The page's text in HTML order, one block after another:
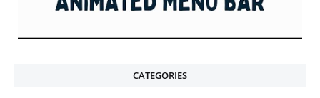
CATEGORIES